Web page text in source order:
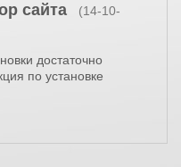
сайта
(14-10-
достаточно
по установке